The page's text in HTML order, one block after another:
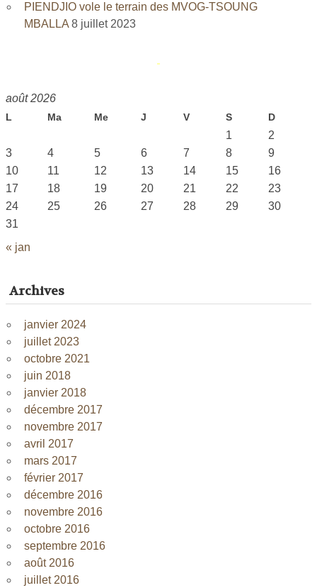
PIENDJIO vole le terrain des MVOG-TSOUNG
MBALLA 8 juillet 2023
août 2026
L Ma Me J V S D
« jan
1
2
3
4 5 6 7 8
9
10
11 12 13 14 15
16
17
18 19 20 21 22
23
24
25 26 27 28 29
30
31
Archives
janvier 2024
juillet 2023
octobre 2021
juin 2018
janvier 2018
décembre 2017
novembre 2017
avril 2017
mars 2017
février 2017
décembre 2016
novembre 2016
octobre 2016
septembre 2016
août 2016
juillet 2016